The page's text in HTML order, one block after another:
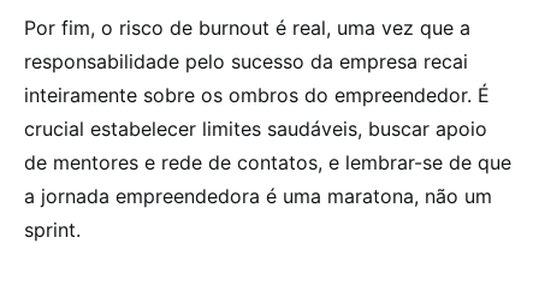
Por fim, o risco de burnout é real, uma vez que a
responsabilidade pelo sucesso da empresa recai
inteiramente sobre os ombros do empreendedor. É
crucial estabelecer limites saudáveis, buscar apoio
de mentores e rede de contatos, e lembrar-se de que
a jornada empreendedora é uma maratona, não um
sprint.